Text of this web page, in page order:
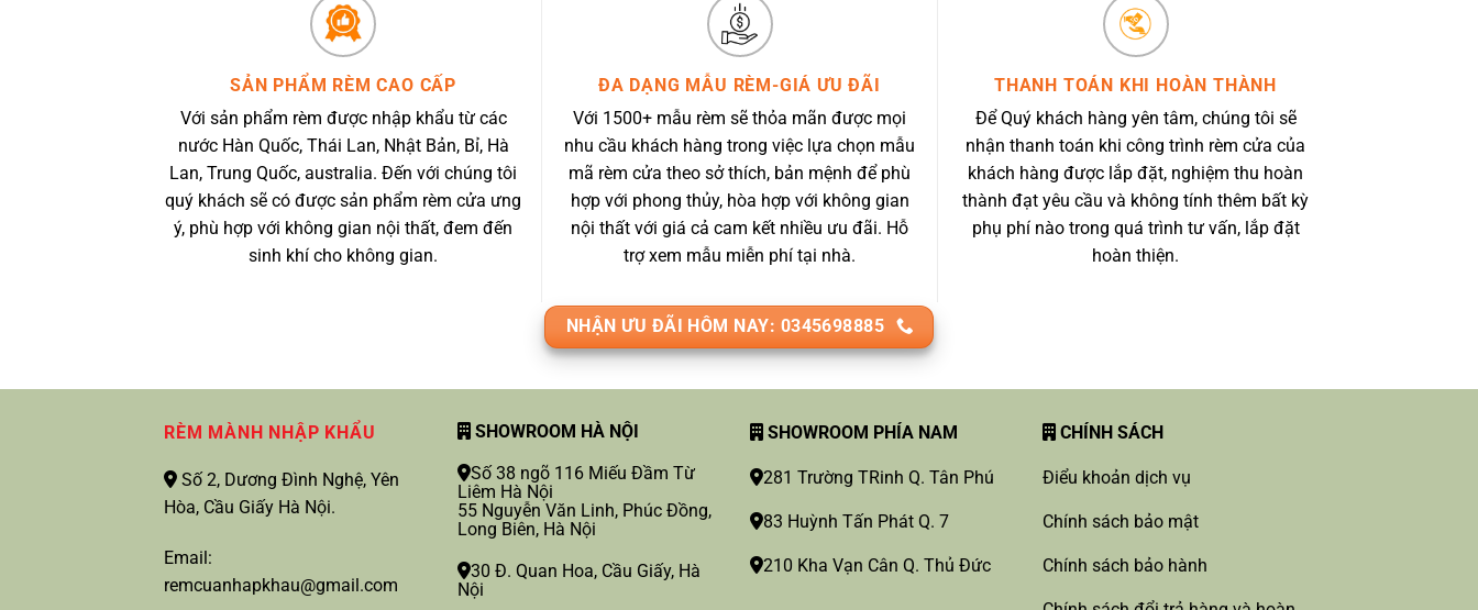
SẢN PHẨM RÈM CAO CẤP
Với sản phẩm rèm được nhập khẩu từ các
nước Hàn Quốc, Thái Lan, Nhật Bản, Bỉ, Hà
Lan, Trung Quốc, australia. Đến với chúng tôi
quý khách sẽ có được sản phẩm rèm cửa ưng
ý, phù hợp với không gian nội thất, đem đến
sinh khí cho không gian.
ĐA DẠNG MẪU RÈM-GIÁ ƯU ĐÃI
Với 1500+ mẫu rèm sẽ thỏa mãn được mọi
nhu cầu khách hàng trong việc lựa chọn mẫu
mã rèm cửa theo sở thích, bản mệnh để phù
hợp với phong thủy, hòa hợp với không gian
nội thất với giá cả cam kết nhiều ưu đãi. Hỗ
trợ xem mẫu miễn phí tại nhà.
THANH TOÁN KHI HOÀN THÀNH
Để Quý khách hàng yên tâm, chúng tôi sẽ
nhận thanh toán khi công trình rèm cửa của
khách hàng được lắp đặt, nghiệm thu hoàn
thành đạt yêu cầu và không tính thêm bất kỳ
phụ phí nào trong quá trình tư vấn, lắp đặt
hoàn thiện.
NHẬN ƯU ĐÃI HÔM NAY: 0345698885
RÈM MÀNH NHẬP KHẨU
Số 2, Dương Đình Nghệ, Yên
Hòa, Cầu Giấy Hà Nội.
Email:
remcuanhapkhau@gmail.com
SHOWROOM HÀ NỘI
Số 38 ngõ 116 Miếu Đầm Từ
Liêm Hà Nội
55 Nguyễn Văn Linh, Phúc Đồng,
Long Biên, Hà Nội
30 Đ. Quan Hoa, Cầu Giấy, Hà
Nội
SHOWROOM PHÍA NAM
281 Trường TRinh Q. Tân Phú
83 Huỳnh Tấn Phát Q. 7
210 Kha Vạn Cân Q. Thủ Đức
CHÍNH SÁCH
Điểu khoản dịch vụ
Chính sách bảo mật
Chính sách bảo hành